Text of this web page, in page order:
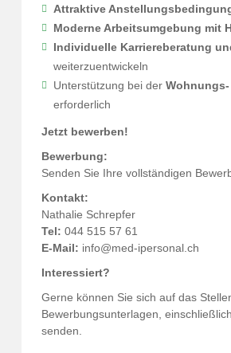
Attraktive
Moderne Arbeitsumgebung mit
Individuelle Karriereberatung
weiterzuentwickeln
Unterstützung bei der
erforderlich
Jetzt bewerben!
Bewerbung:
Senden Sie Ihre vollständigen
Kontakt:
Nathalie Schrepfer
Tel: 044 515 57 61
E-Mail: info@med-ipersonal.ch
Interessiert?
Gerne können Sie sich auf das
Bewerbungsunterlagen,
senden.